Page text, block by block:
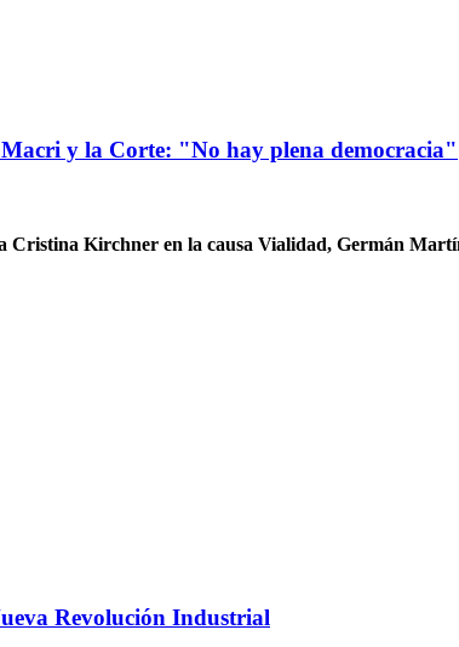
y la Corte: "No hay plena democracia"
Cristina Kirchner en la causa Vialidad, Germán
Revolución Industrial